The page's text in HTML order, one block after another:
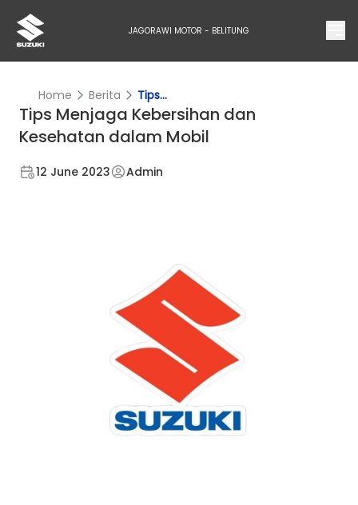
JAGORAWI MOTOR - BELITUNG
Home Berita Tips...
Tips Menjaga Kebersihan dan
Kesehatan dalam Mobil
12 June 2023 Admin